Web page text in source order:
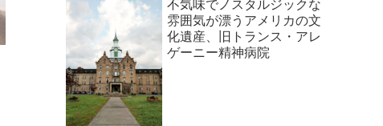
不気味でノスタルジックな
雰囲気が漂うアメリカの文
化遺産、旧トランス・アレ
ゲーニー精神病院